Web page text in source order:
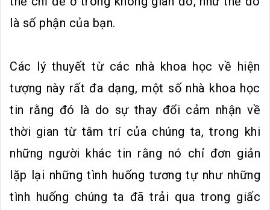
là số phận của bạn.
Các lý thuyết từ các nhà khoa học về hiện
tượng này rất đa dạng, một số nhà khoa học
tin rằng đó là do sự thay đổi cảm nhận về
thời gian từ tâm trí của chúng ta, trong khi
những người khác tin rằng nó chỉ đơn giản
lặp lại những tình huống tương tự như những
tình huống chúng ta đã trải qua trong giấc